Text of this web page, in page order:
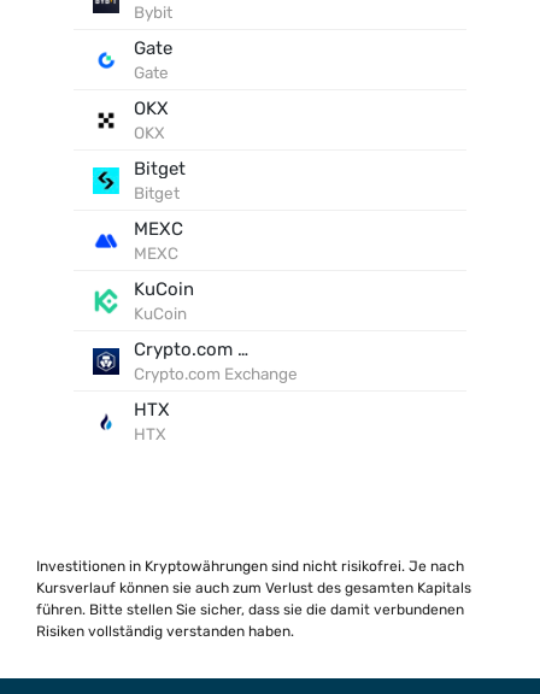
Bybit
Gate
Gate
OKX
OKX
Bitget
Bitget
MEXC
MEXC
KuCoin
KuCoin
Crypto.com Exchange
Crypto.com Exchange
HTX
HTX
Investitionen in Kryptowährungen sind nicht risikofrei. Je nach
Kursverlauf können sie auch zum Verlust des gesamten Kapitals
führen. Bitte stellen Sie sicher, dass sie die damit verbundenen
Risiken vollständig verstanden haben.